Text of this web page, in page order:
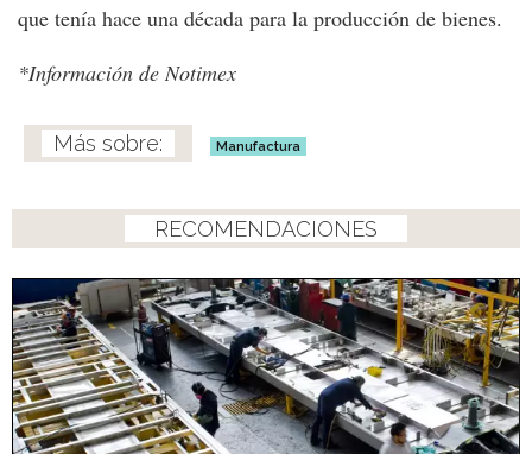
que tenía hace una década para la producción de bienes.
*Información de Notimex
Manufactura
RECOMENDACIONES